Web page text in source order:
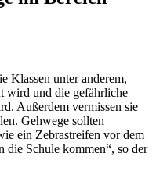
Klassen unter anderem,
wird und die gefährliche
Außerdem vermissen sie
Gehwege sollten
ein Zebrastreifen vor dem
die Schule kommen“, so der